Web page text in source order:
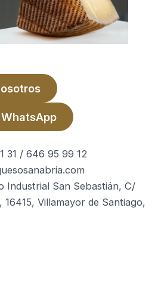
31 / 646 95 99 12
Industrial San Sebastián, C/
16415, Villamayor de Santiago,